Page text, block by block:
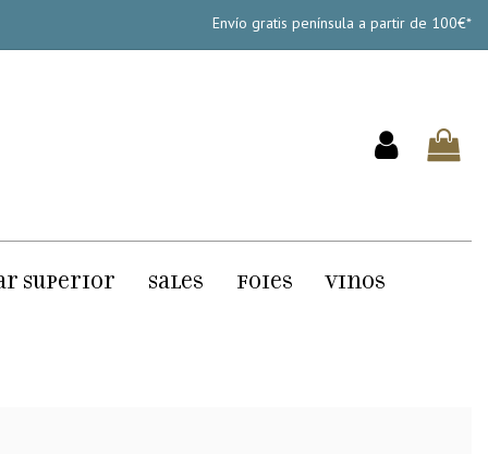
Envío gratis península a partir de 100€*
Superior Sales Foies Vinos